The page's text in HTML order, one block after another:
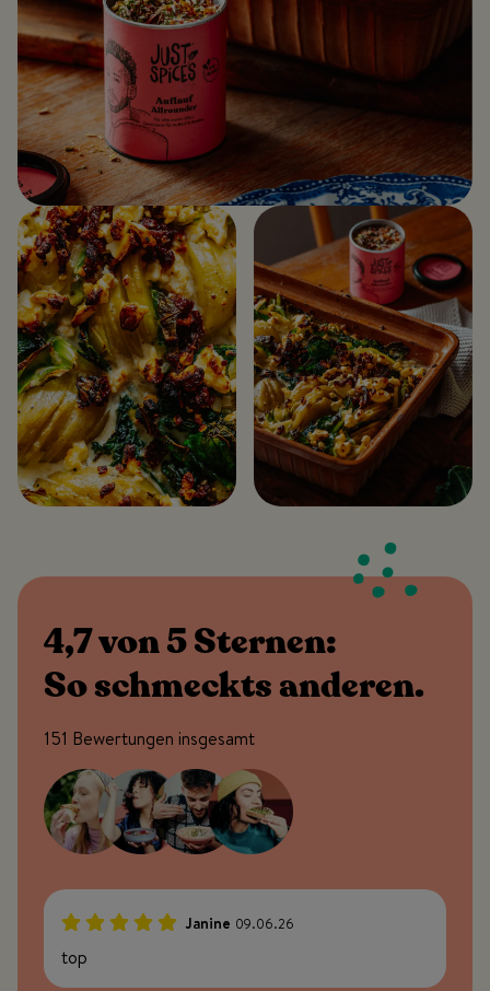
4,7 von 5 Sternen:
So schmeckts anderen.
151 Bewertungen insgesamt
Janine 09.06.26
top